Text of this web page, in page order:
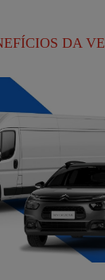
DA